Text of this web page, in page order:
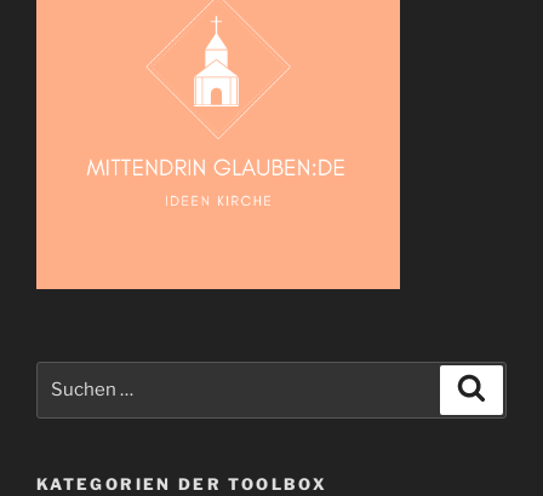
KATEGORIEN DER TOOLBOX